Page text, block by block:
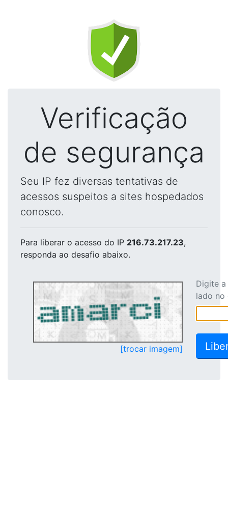
Verificação
de segurança
Seu IP fez diversas tentativas de
acessos suspeitos a sites hospedados
conosco.
Para liberar o acesso do IP 216.73.217.23,
responda ao desafio abaixo.
[trocar imagem]
Digite
lado no